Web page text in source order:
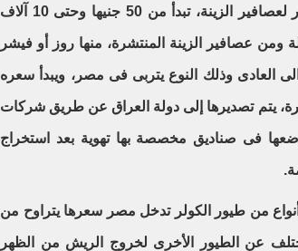
وواضح عز محمد، أن هناك أسعار لعصافير الزينة، تبدأ من 50 جنيها وحتى 10 آلاف
عصافير الزينة المنتشرة، منها روز أو فيشر
العادى وذلك النوع يتربى فى مصر، ويبدأ سعره
أنواع كثيرة، يتم تصديرها إلى دولة العراق عن طريق شركات
فى صناديق مخصصة بها تهوية بعد استخراج
أنواع من طيور الكولر تدخل مصر سعرها يتراوح من
بيختلف عن الطيور الأخرى لخروج الريش من الظهر